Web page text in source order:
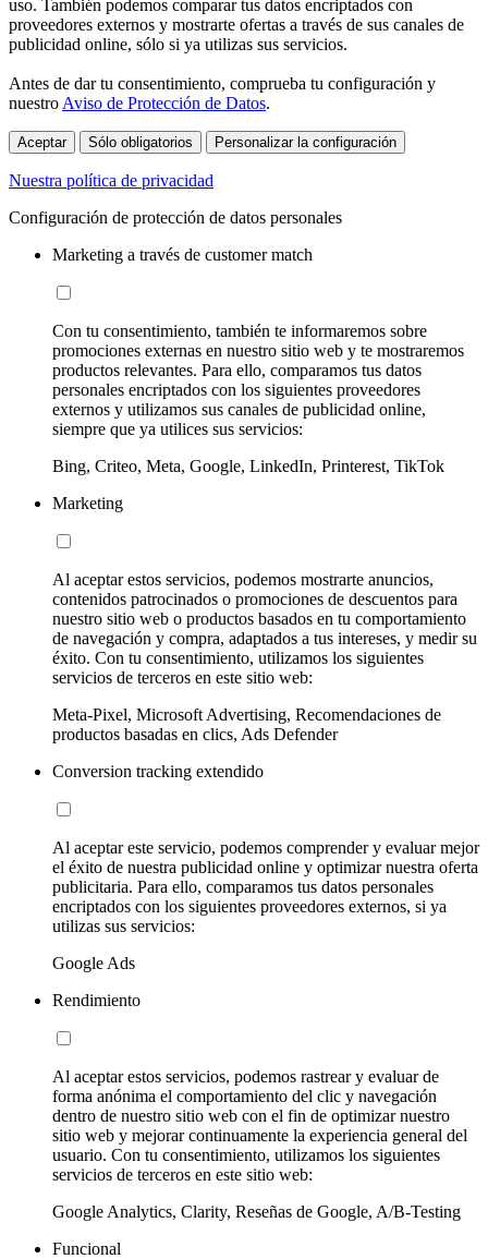
uso. También podemos comparar tus datos encriptados con
proveedores externos y mostrarte ofertas a través de sus canales de
publicidad online, sólo si ya utilizas sus servicios.
Antes de dar tu consentimiento, comprueba tu configuración y
nuestro Aviso de Protección de Datos.
Aceptar Sólo obligatorios Personalizar la configuración
Nuestra política de privacidad
Configuración de protección de datos personales
Marketing a través de customer match
Con tu consentimiento, también te informaremos sobre
promociones externas en nuestro sitio web y te mostraremos
productos relevantes. Para ello, comparamos tus datos
personales encriptados con los siguientes proveedores
externos y utilizamos sus canales de publicidad online,
siempre que ya utilices sus servicios:
Bing, Criteo, Meta, Google, LinkedIn, Printerest, TikTok
Marketing
Al aceptar estos servicios, podemos mostrarte anuncios,
contenidos patrocinados o promociones de descuentos para
nuestro sitio web o productos basados en tu comportamiento
de navegación y compra, adaptados a tus intereses, y medir su
éxito. Con tu consentimiento, utilizamos los siguientes
servicios de terceros en este sitio web:
Meta-Pixel, Microsoft Advertising, Recomendaciones de
productos basadas en clics, Ads Defender
Conversion tracking extendido
Al aceptar este servicio, podemos comprender y evaluar mejor
el éxito de nuestra publicidad online y optimizar nuestra oferta
publicitaria. Para ello, comparamos tus datos personales
encriptados con los siguientes proveedores externos, si ya
utilizas sus servicios:
Google Ads
Rendimiento
Al aceptar estos servicios, podemos rastrear y evaluar de
forma anónima el comportamiento del clic y navegación
dentro de nuestro sitio web con el fin de optimizar nuestro
sitio web y mejorar continuamente la experiencia general del
usuario. Con tu consentimiento, utilizamos los siguientes
servicios de terceros en este sitio web:
Google Analytics, Clarity, Reseñas de Google, A/B-Testing
Funcional